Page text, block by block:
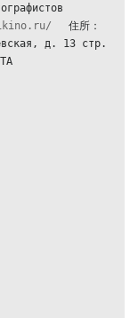
住所：
д. 13 стр.